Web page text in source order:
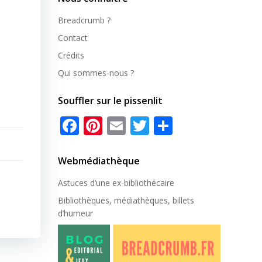
Breadcrumb ?
Contact
Crédits
Qui sommes-nous ?
Souffler sur le pissenlit
Facebook
Pinterest
EmailTwitter
Webmédiathèque
Astuces d’une ex-bibliothécaire
Bibliothèques, médiathèques, billets
d’humeur